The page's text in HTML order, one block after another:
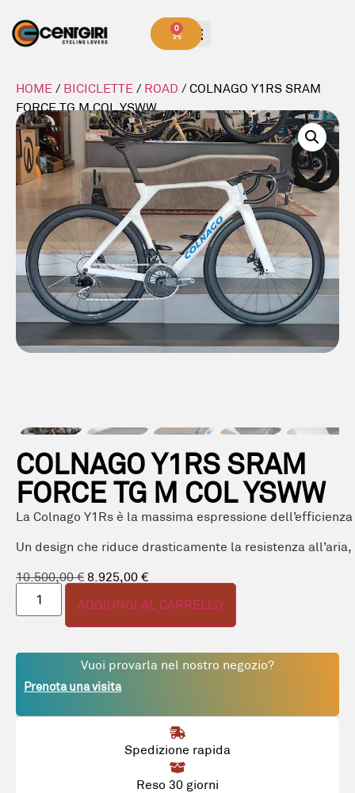
0
HOME / BICICLETTE / ROAD / COLNAGO Y1RS SRAM
FORCE TG M COL YSWW
COLNAGO Y1RS SRAM
FORCE TG M COL YSWW
La Colnago Y1Rs è la massima espressione dell’efficienza
Un design che riduce drasticamente la resistenza all’aria,
10.500,00€ 8.925,00 €
AGGIUNGI AL CARRELLO
Vuoi provarla nel nostro negozio?
Prenota una visita
Spedizione rapida
Reso 30 giorni